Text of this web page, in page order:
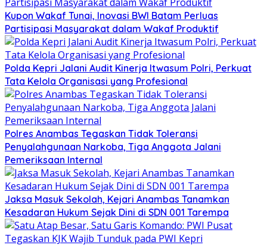
Kupon Wakaf Tunai, Inovasi BWI Batam Perluas
Partisipasi Masyarakat dalam Wakaf Produktif
Polda Kepri Jalani Audit Kinerja Itwasum Polri, Perkuat
Tata Kelola Organisasi yang Profesional
Polres Anambas Tegaskan Tidak Toleransi
Penyalahgunaan Narkoba, Tiga Anggota Jalani
Pemeriksaan Internal
Jaksa Masuk Sekolah, Kejari Anambas Tanamkan
Kesadaran Hukum Sejak Dini di SDN 001 Tarempa